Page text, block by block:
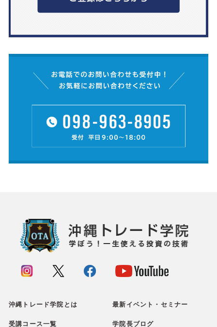
沖縄トレード学院とは 最新イベント・セミナー
受講コース一覧 学院長ブログ